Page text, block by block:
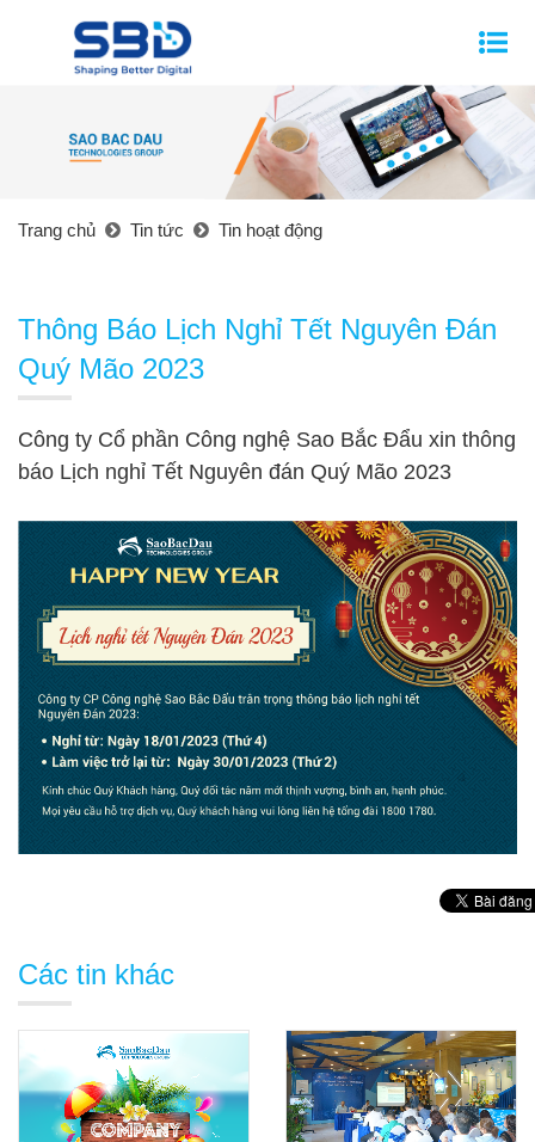
Trang chủ Tin tức Tin hoạt động
Thông Báo Lịch Nghỉ Tết Nguyên Đán
Quý Mão 2023
Công ty Cổ phần Công nghệ Sao Bắc Đẩu xin thông
báo Lịch nghỉ Tết Nguyên đán Quý Mão 2023
Các tin khác